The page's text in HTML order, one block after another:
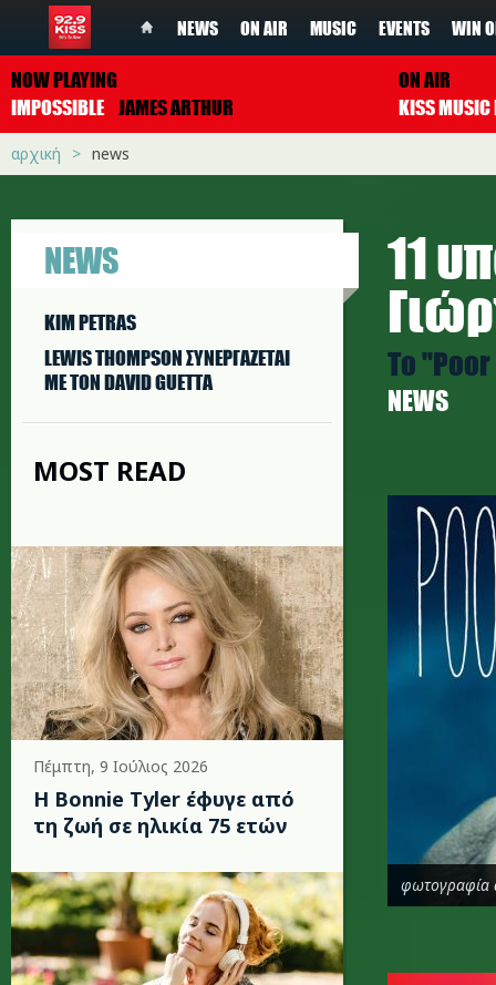
NEWS ON AIR MUSIC EVENTS WIN
NOW PLAYING
IMPOSSIBLE JAMES ARTHUR
ON AIR
αρχική news
NEWS
KIM PETRAS
LEWIS THOMPSON ΣΥΝΕΡΓAΖΕΤΑΙ
ΜΕ ΤΟΝ DAVID GUETTA
MOST READ
Πέμπτη, 9 Ιούλιος 2026
Η Bonnie Tyler έφυγε από
τη ζωή σε ηλικία 75 ετών
11
Το "Poor
NEWS
e.jpg
φωτογραφία